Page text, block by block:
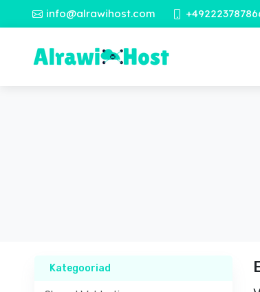
info@alrawihost.com
Kategooriad